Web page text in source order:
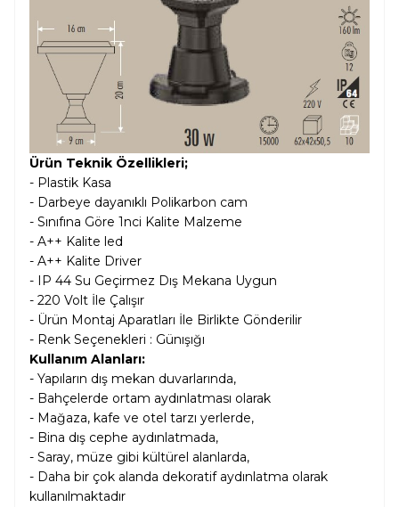
Ürün Teknik Özellikleri;
- Plastik Kasa
- Darbeye dayanıklı Polikarbon cam
- Sınıfına Göre 1nci Kalite Malzeme
- A++ Kalite led
- A++ Kalite Driver
- IP 44 Su Geçirmez Dış Mekana Uygun
- 220 Volt İle Çalışır
- Ürün Montaj Aparatları İle Birlikte Gönderilir
- Renk Seçenekleri : Günışığı
Kullanım Alanları:
- Yapıların dış mekan duvarlarında,
- Bahçelerde ortam aydınlatması olarak
- Mağaza, kafe ve otel tarzı yerlerde,
- Bina dış cephe aydınlatmada,
- Saray, müze gibi kültürel alanlarda,
- Daha bir çok alanda dekoratif aydınlatma olarak
kullanılmaktadır